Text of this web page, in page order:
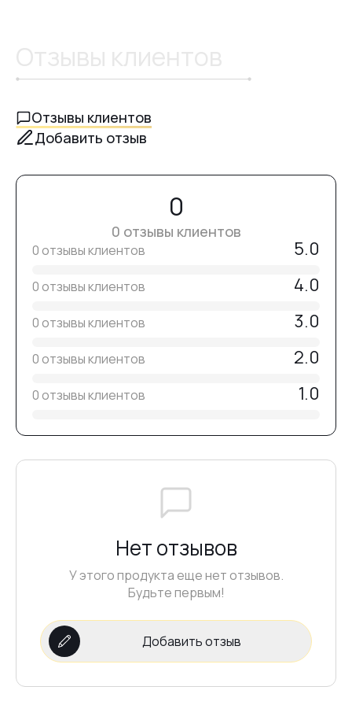
Не протирайте — топ
не имеет липкого слоя
Отзывы клиентов
Добавить отзыв
0
0 отзывы клиентов
0 отзывы клиентов 5.0
0 отзывы клиентов 4.0
0 отзывы клиентов 3.0
0 отзывы клиентов 2.0
0 отзывы клиентов 1.0
Нет отзывов
У этого продукта еще нет отзывов.
Будьте первым!
Добавить отзыв